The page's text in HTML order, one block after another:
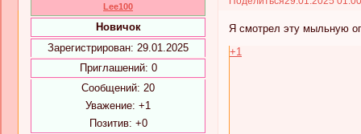
Lee100
Новичок
Зарегистрирован: 29.01.2025
Приглашений: 0
Сообщений: 20
Уважение: +1
Позитив: +0
Я смотрел эту мыльную
+1